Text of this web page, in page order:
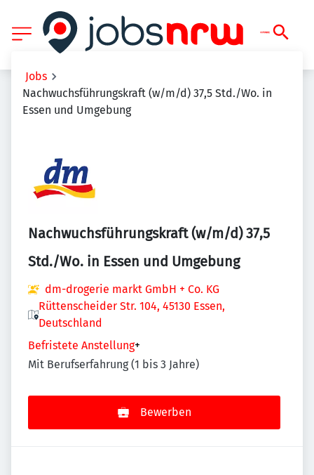
Jobs
Nachwuchsführungskraft (w/m/d) 37,5 Std./Wo. in
Essen und Umgebung
Nachwuchsführungskraft (w/m/d) 37,5
Std./Wo. in Essen und Umgebung
dm-drogerie markt GmbH + Co. KG
Rüttenscheider Str. 104, 45130 Essen,
Deutschland
Befristete Anstellung+
Mit Berufserfahrung (1 bis 3 Jahre)
Bewerben